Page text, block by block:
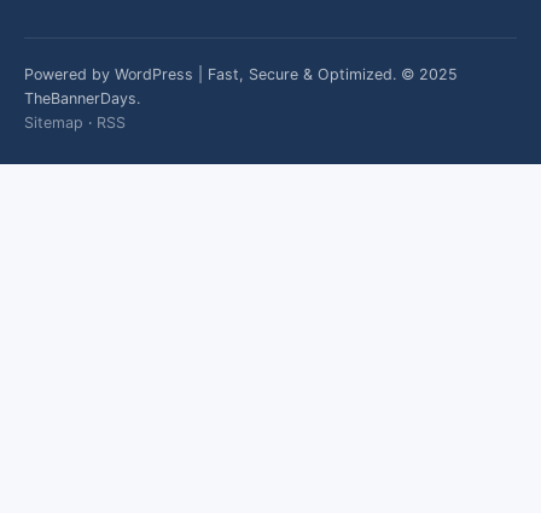
Powered by WordPress | Fast, Secure & Optimized. © 2025
TheBannerDays.
Sitemap · RSS